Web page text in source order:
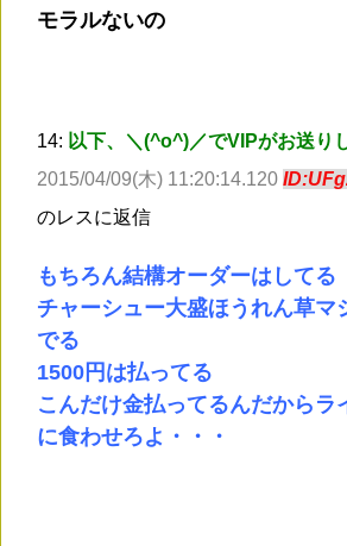
モラルないの
14: 以下、＼(^o^)／でVIPがお送り
2015/04/09(木) 11:20:14.120
のレスに返信
もちろん結構オーダーはしてる
チャーシュー大盛ほうれん草マ
でる
1500円は払ってる
こんだけ金払ってるんだからラ
に食わせろよ・・・